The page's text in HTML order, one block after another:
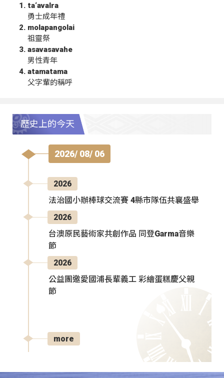
ta‘avalra
勇士成年禮
molapangolai
祖靈祭
asavasavahe
男性青年
atamatama
父字輩的稱呼
歷史上的今天
2026/ 08/ 06
2026
法治國小辦棒球交流賽 4縣市隊伍共襄盛舉
2026
台澳原民藝術家共創作品 同登Garma音樂
節
2026
公益團邀愛國浦長輩義工 彩繪蛋糕慶父親
節
more